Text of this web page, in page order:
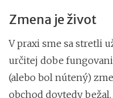
Zmena je život
V praxi sme sa stretli
určitej dobe
(alebo bol nútený)
obchod dovtedy